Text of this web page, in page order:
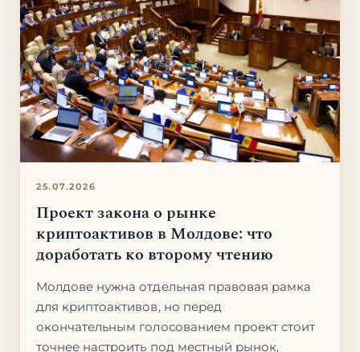
25.07.2026
Проект закона о рынке
криптоактивов в Молдове: что
доработать ко второму чтению
Молдове нужна отдельная правовая рамка
для криптоактивов, но перед
окончательным голосованием проект стоит
точнее настроить под местный рынок,